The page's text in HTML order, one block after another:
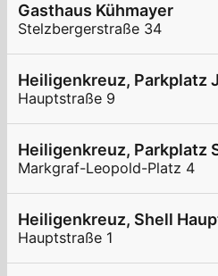
Gasthaus Kühmayer
Stelzbergerstraße 34
Heiligenkreuz, Parkplatz
Hauptstraße 9
Heiligenkreuz, Parkplatz
Markgraf-Leopold-Platz 4
Heiligenkreuz, Shell
Hauptstraße 1